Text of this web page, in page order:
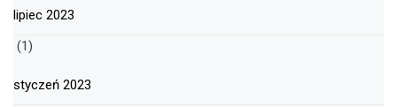
lipiec 2023
(1)
styczeń 2023